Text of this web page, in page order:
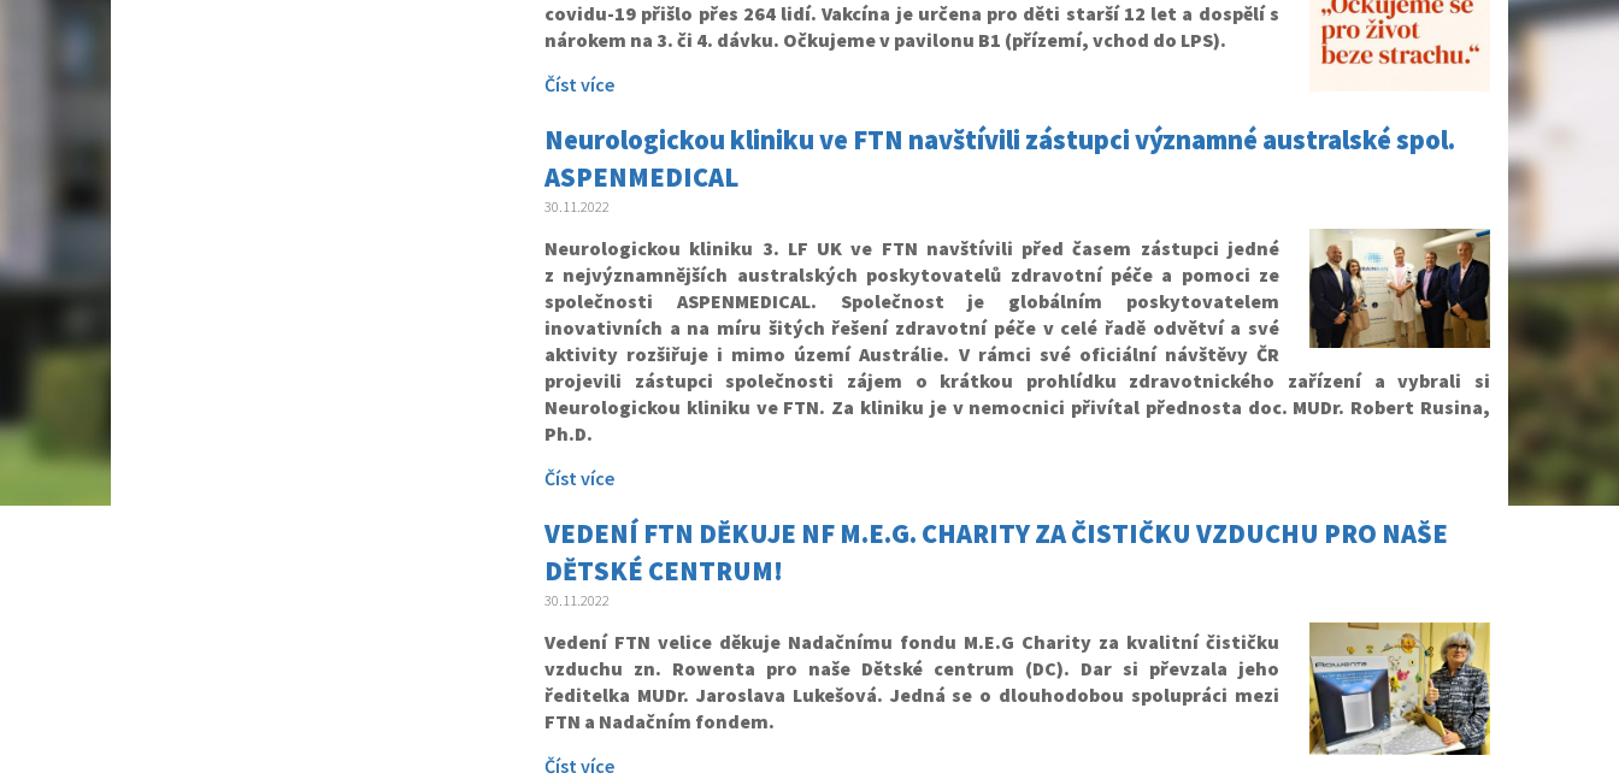
covidu-19 přišlo přes 264 lidí. Vakcína je určena pro děti starší 12 let a dospělí s
nárokem na 3. či 4. dávku. Očkujeme v pavilonu B1 (přízemí, vchod do LPS).
Číst více
Neurologickou kliniku ve FTN navštívili zástupci významné australské spol.
ASPENMEDICAL
30.11.2022
Neurologickou kliniku 3. LF UK ve FTN navštívili před časem zástupci jedné
z nejvýznamnějších australských poskytovatelů zdravotní péče a pomoci ze
společnosti ASPENMEDICAL. Společnost je globálním poskytovatelem
inovativních a na míru šitých řešení zdravotní péče v celé řadě odvětví a své
aktivity rozšiřuje i mimo území Austrálie. V rámci své oficiální návštěvy ČR
projevili zástupci společnosti zájem o krátkou prohlídku zdravotnického zařízení a vybrali si
Neurologickou kliniku ve FTN. Za kliniku je v nemocnici přivítal přednosta doc. MUDr. Robert Rusina,
Ph.D.
Číst více
VEDENÍ FTN DĚKUJE NF M.E.G. CHARITY ZA ČISTIČKU VZDUCHU PRO NAŠE
DĚTSKÉ CENTRUM!
30.11.2022
Vedení FTN velice děkuje Nadačnímu fondu M.E.G Charity za kvalitní čističku
vzduchu zn. Rowenta pro naše Dětské centrum (DC). Dar si převzala jeho
ředitelka MUDr. Jaroslava Lukešová. Jedná se o dlouhodobou spolupráci mezi
FTN a Nadačním fondem.
Číst více